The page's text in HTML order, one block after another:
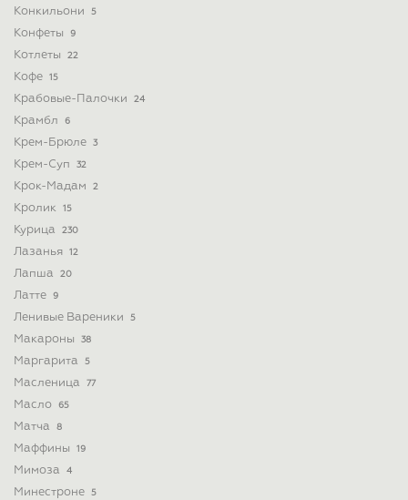
Конкильони 5
Конфеты 9
Котлеты 22
Кофе 15
Крабовые-Палочки 24
Крамбл 6
Крем-Брюле 3
Крем-Суп 32
Крок-Мадам 2
Кролик 15
Курица 230
Лазанья 12
Лапша 20
Латте 9
Ленивые Вареники 5
Макароны 38
Маргарита 5
Масленица 77
Масло 65
Матча 8
Маффины 19
Мимоза 4
Минестроне 5